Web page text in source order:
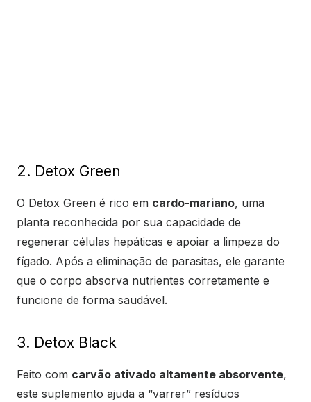
2. Detox Green
O Detox Green é rico em cardo-mariano, uma
planta reconhecida por sua capacidade de
regenerar células hepáticas e apoiar a limpeza do
fígado. Após a eliminação de parasitas, ele garante
que o corpo absorva nutrientes corretamente e
funcione de forma saudável.
3. Detox Black
Feito com carvão ativado altamente absorvente,
este suplemento ajuda a “varrer” resíduos